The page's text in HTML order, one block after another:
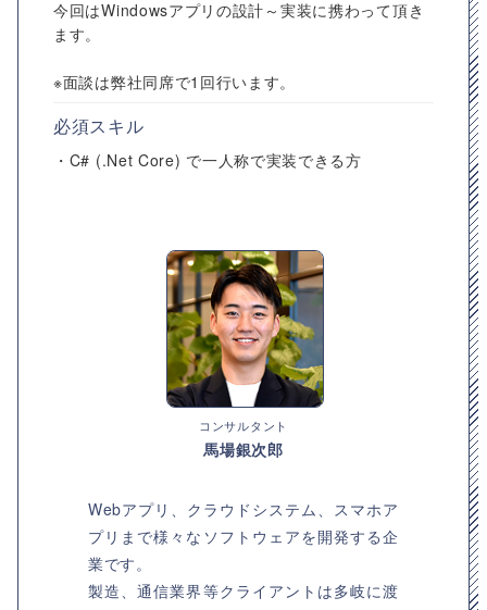
今回はWindowsアプリの設計～実装に携わって頂き
ます。
※面談は弊社同席で1回行います。
必須スキル
・C# (.Net Core) で一人称で実装できる方
コンサルタント
馬場銀次郎
Webアプリ、クラウドシステム、スマホア
プリまで様々なソフトウェアを開発する企
業です。
製造、通信業界等クライアントは多岐に渡